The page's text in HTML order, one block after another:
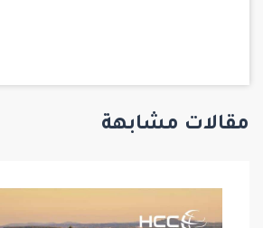
مقالات مشابهة